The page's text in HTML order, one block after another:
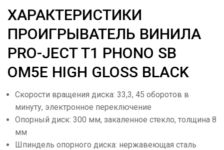
ХАРАКТЕРИСТИКИ
ПРОИГРЫВАТЕЛЬ ВИНИЛА
PRO-JECT T1 PHONO SB
OM5E HIGH GLOSS BLACK
Скорости вращения диска: 33,3, 45 оборотов в
минуту, электронное переключение
Опорный диск: 300 мм, закаленное стекло, толщина 8
мм
Шпиндель опорного диска: нержавеющая сталь